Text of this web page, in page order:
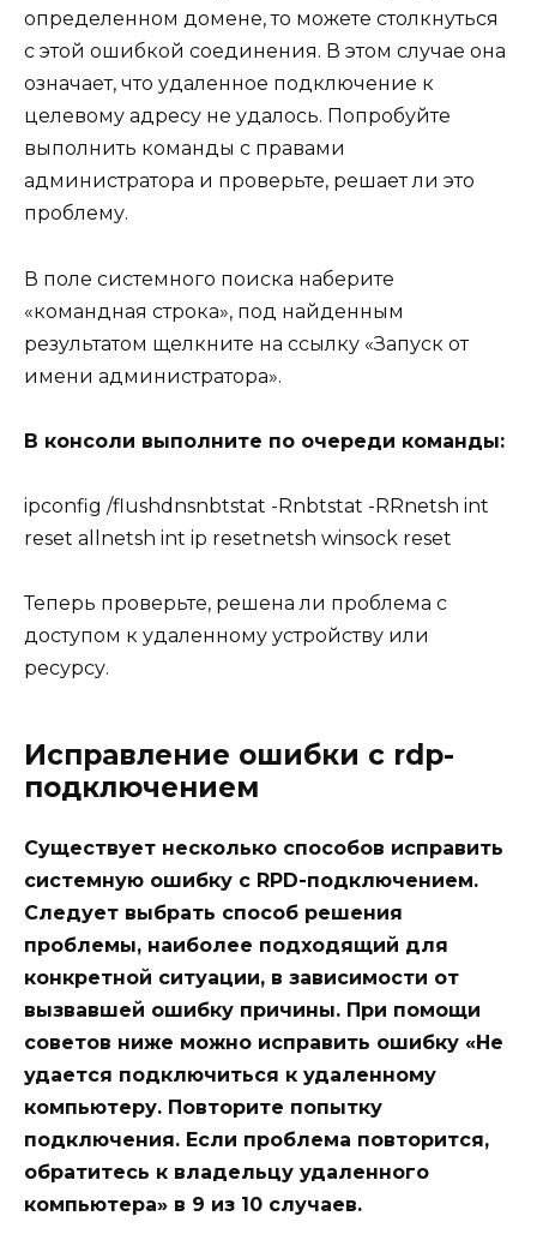
определенном домене, то можете столкнуться
с этой ошибкой соединения. В этом случае она
означает, что удаленное подключение к
целевому адресу не удалось. Попробуйте
выполнить команды с правами
администратора и проверьте, решает ли это
проблему.
В поле системного поиска наберите
«командная строка», под найденным
результатом щелкните на ссылку «Запуск от
имени администратора».
В консоли выполните по очереди команды:
ipconfig /flushdnsnbtstat -Rnbtstat -RRnetsh int
reset allnetsh int ip resetnetsh winsock reset
Теперь проверьте, решена ли проблема с
доступом к удаленному устройству или
ресурсу.
Исправление ошибки с rdp-
подключением
Существует несколько способов исправить
системную ошибку с RPD-подключением.
Следует выбрать способ решения
проблемы, наиболее подходящий для
конкретной ситуации, в зависимости от
вызвавшей ошибку причины. При помощи
советов ниже можно исправить ошибку «Не
удается подключиться к удаленному
компьютеру. Повторите попытку
подключения. Если проблема повторится,
обратитесь к владельцу удаленного
компьютера» в 9 из 10 случаев.